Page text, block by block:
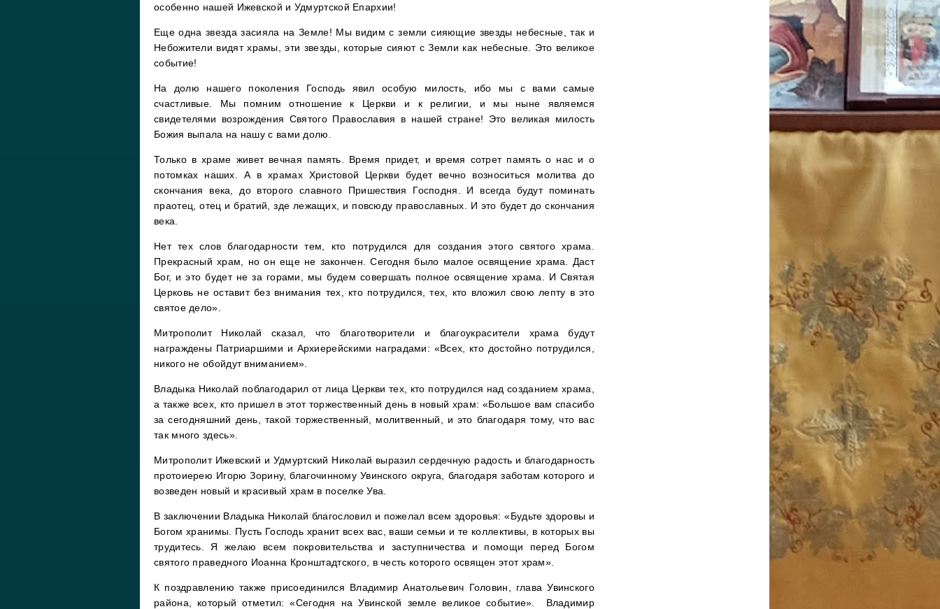
особенно нашей Ижевской и Удмуртской Епархии!
Еще одна звезда засияла на Земле! Мы видим с земли сияющие звезды небесные, так и
Небожители видят храмы, эти звезды, которые сияют с Земли как небесные. Это великое
событие!
На долю нашего поколения Господь явил особую милость, ибо мы с вами самые
счастливые. Мы помним отношение к Церкви и к религии, и мы ныне являемся
свидетелями возрождения Святого Православия в нашей стране! Это великая милость
Божия выпала на нашу с вами долю.
Только в храме живет вечная память. Время придет, и время сотрет память о нас и о
потомках наших. А в храмах Христовой Церкви будет вечно возноситься молитва до
скончания века, до второго славного Пришествия Господня. И всегда будут поминать
праотец, отец и братий, зде лежащих, и повсюду православных. И это будет до скончания
века.
Нет тех слов благодарности тем, кто потрудился для создания этого святого храма.
Прекрасный храм, но он еще не закончен. Сегодня было малое освящение храма. Даст
Бог, и это будет не за горами, мы будем совершать полное освящение храма. И Святая
Церковь не оставит без внимания тех, кто потрудился, тех, кто вложил свою лепту в это
святое дело».
Митрополит Николай сказал, что благотворители и благоукрасители храма будут
награждены Патриаршими и Архиерейскими наградами: «Всех, кто достойно потрудился,
никого не обойдут вниманием».
Владыка Николай поблагодарил от лица Церкви тех, кто потрудился над созданием храма,
а также всех, кто пришел в этот торжественный день в новый храм: «Большое вам спасибо
за сегодняшний день, такой торжественный, молитвенный, и это благодаря тому, что вас
так много здесь».
Митрополит Ижевский и Удмуртский Николай выразил сердечную радость и благодарность
протоиерею Игорю Зорину, благочинному Увинского округа, благодаря заботам которого и
возведен новый и красивый храм в поселке Ува.
В заключении Владыка Николай благословил и пожелал всем здоровья: «Будьте здоровы и
Богом хранимы. Пусть Господь хранит всех вас, ваши семьи и те коллективы, в которых вы
трудитесь. Я желаю всем покровительства и заступничества и помощи перед Богом
святого праведного Иоанна Кронштадтского, в честь которого освящен этот храм».
К поздравлению также присоединился Владимир Анатольевич Головин, глава Увинского
района, который отметил: «Сегодня на Увинской земле великое событие». Владимир